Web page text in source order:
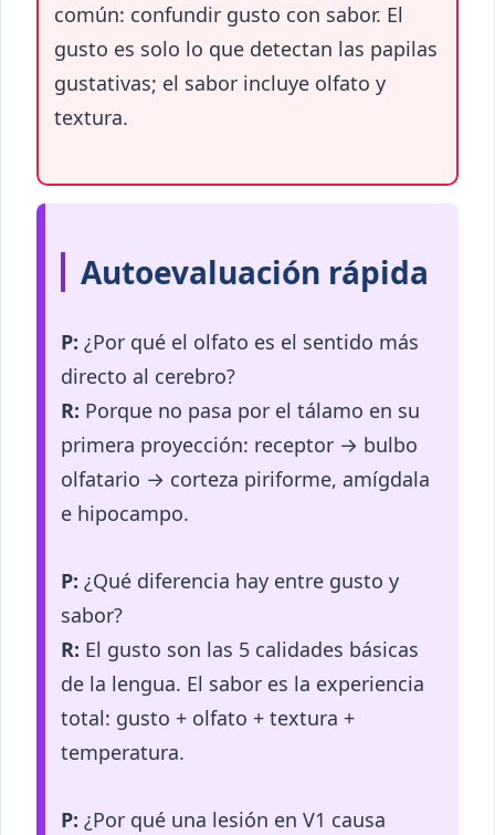
común: confundir gusto con sabor. El
gusto es solo lo que detectan las papilas
gustativas; el sabor incluye olfato y
textura.
Autoevaluación rápida
P: ¿Por qué el olfato es el sentido más
directo al cerebro?
R: Porque no pasa por el tálamo en su
primera proyección: receptor → bulbo
olfatario → corteza piriforme, amígdala
e hipocampo.
P: ¿Qué diferencia hay entre gusto y
sabor?
R: El gusto son las 5 calidades básicas
de la lengua. El sabor es la experiencia
total: gusto + olfato + textura +
temperatura.
P: ¿Por qué una lesión en V1 causa